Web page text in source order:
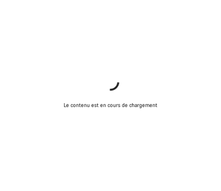
Le contenu est en cours de chargement